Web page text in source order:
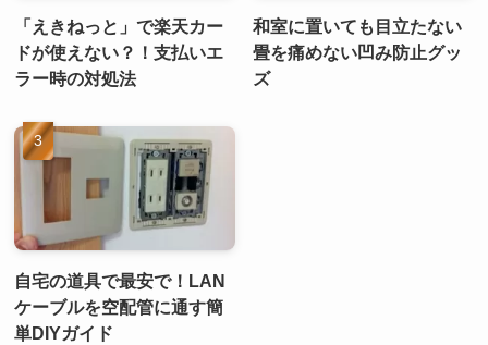
「えきねっと」で楽天カー
ドが使えない？！支払いエ
ラー時の対処法
和室に置いても目立たない
畳を痛めない凹み防止グッ
ズ
自宅の道具で最安で！LAN
ケーブルを空配管に通す簡
単DIYガイド